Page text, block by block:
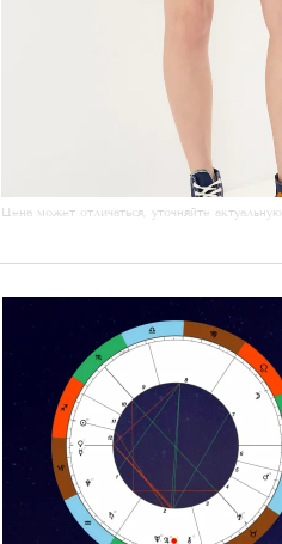
Цена может отличаться, уточняйте